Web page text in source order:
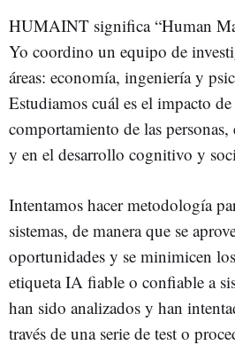
HUMAINT significa “Human
Yo coordino un equipo de
áreas: economía, ingeniería y
Estudiamos cuál es el impacto
comportamiento de las
y en el desarrollo cognitivo y
Intentamos hacer metodología
sistemas, de manera que se
oportunidades y se minimicen
etiqueta IA fiable o confiable a
han sido analizados y han
través de una serie de test o